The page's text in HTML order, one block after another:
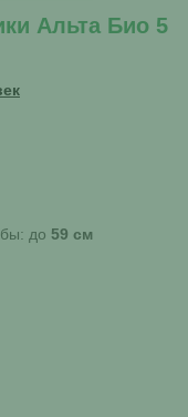
Альта Био 5
до 59 см